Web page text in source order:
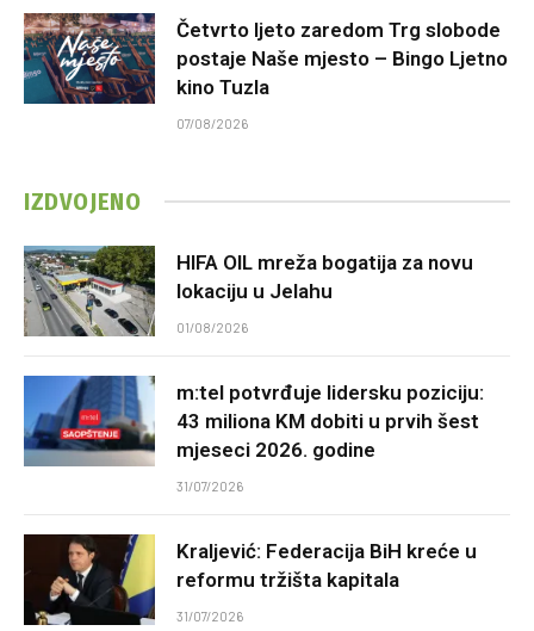
Četvrto ljeto zaredom Trg slobode
postaje Naše mjesto – Bingo Ljetno
kino Tuzla
07/08/2026
IZDVOJENO
HIFA OIL mreža bogatija za novu
lokaciju u Jelahu
01/08/2026
m:tel potvrđuje lidersku poziciju:
43 miliona KM dobiti u prvih šest
mjeseci 2026. godine
31/07/2026
Kraljević: Federacija BiH kreće u
reformu tržišta kapitala
31/07/2026